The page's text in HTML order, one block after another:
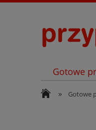
Gotowe
Archiwum
» Gotowe